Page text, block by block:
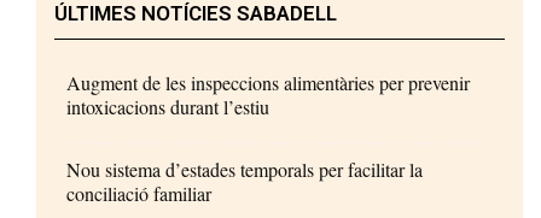
ÚLTIMES NOTÍCIES SABADELL
Augment de les inspeccions alimentàries per prevenir
intoxicacions durant l’estiu
Nou sistema d’estades temporals per facilitar la
conciliació familiar